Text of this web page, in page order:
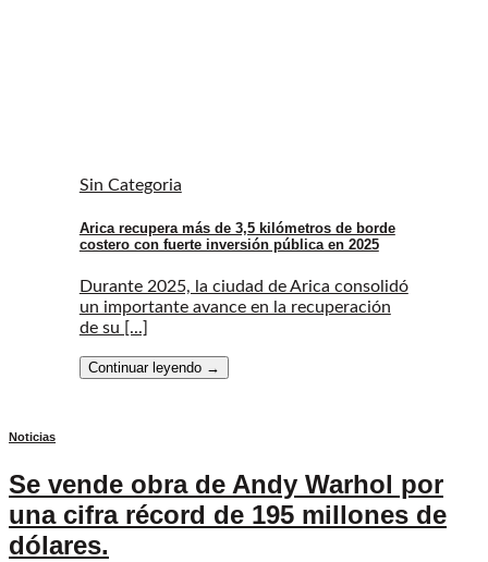
Sin Categoria
Arica recupera más de 3,5 kilómetros de borde
costero con fuerte inversión pública en 2025
Durante 2025, la ciudad de Arica consolidó
un importante avance en la recuperación
de su [...]
Continuar leyendo →
Noticias
Se vende obra de Andy Warhol por
una cifra récord de 195 millones de
dólares.